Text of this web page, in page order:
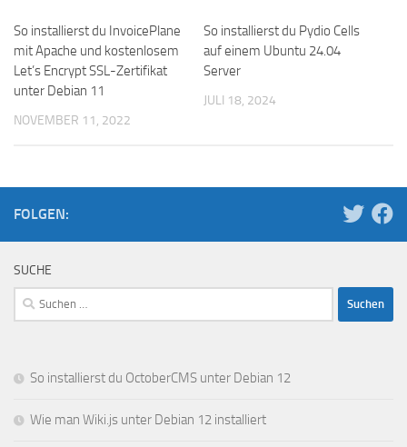
So installierst du InvoicePlane
mit Apache und kostenlosem
Let’s Encrypt SSL-Zertifikat
unter Debian 11
NOVEMBER 11, 2022
So installierst du Pydio Cells
auf einem Ubuntu 24.04
Server
JULI 18, 2024
FOLGEN:
SUCHE
Suchen
nach:
So installierst du OctoberCMS unter Debian 12
Wie man Wiki.js unter Debian 12 installiert